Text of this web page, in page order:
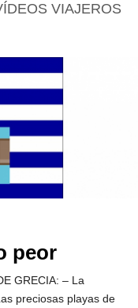
VIAJEROS
peor
GRECIA: – La
preciosas playas de